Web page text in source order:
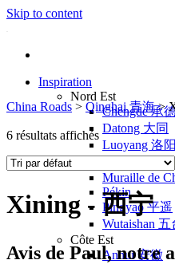
Skip to content
Inspiration
Nord Est
Chengde 承
Datong 大同
Luoyang 洛阳
Mongolie
Muraille de
Pékin
Pingyao 平遥
Wutaishan 五
Côte Est
Anhui 安徽
China Roads > Qinghai 青海 >
6 résultats affichés
Xining - 西宁
Avis de Paul, notre